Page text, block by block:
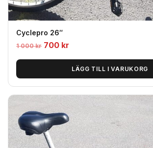
Cyclepro 26″
1 000kr Det
ursprungliga
var:
1
kr.
700 kr
nuvarande
priset
är:
700
kr.
LÄGG TILL I VARUKORG